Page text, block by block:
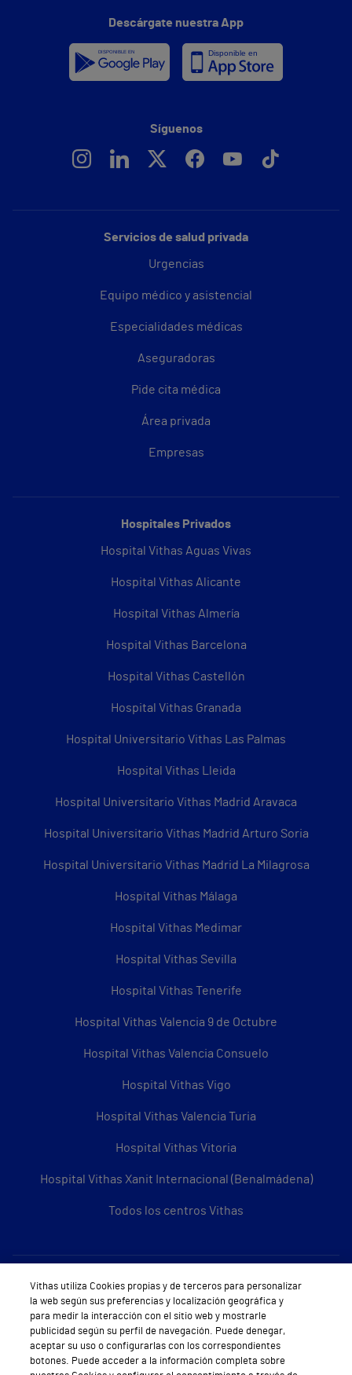
Servicios de salud privada
Urgencias
Equipo médico y asistencial
Especialidades médicas
Aseguradoras
Pide cita médica
Área privada
Empresas
Hospitales Privados
Hospital Vithas Aguas Vivas
Hospital Vithas Alicante
Hospital Vithas Almería
Hospital Vithas Barcelona
Hospital Vithas Castellón
Hospital Vithas Granada
Hospital Universitario Vithas Las Palmas
Hospital Vithas Lleida
Hospital Universitario Vithas Madrid Aravaca
Hospital Universitario Vithas Madrid Arturo Soria
Hospital Universitario Vithas Madrid La Milagrosa
Hospital Vithas Málaga
Hospital Vithas Medimar
Hospital Vithas Sevilla
Hospital Vithas Tenerife
Hospital Vithas Valencia 9 de Octubre
Hospital Vithas Valencia Consuelo
Hospital Vithas Vigo
Hospital Vithas Valencia Turia
Hospital Vithas Vitoria
Hospital Vithas Xanit Internacional (Benalmádena)
Todos los centros Vithas
Sobre Vithas
Quiénes somos
Trabajar en Vithas
Teléfono Cita Médica
Descárgate nuestra App
Síguenos
Vithas utiliza Cookies propias y de terceros para personalizar
la web según sus preferencias y localización geográfica y
para medir la interacción con el sitio web y mostrarle
publicidad según su perfil de navegación. Puede denegar,
aceptar su uso o configurarlas con los correspondientes
botones. Puede acceder a la información completa sobre